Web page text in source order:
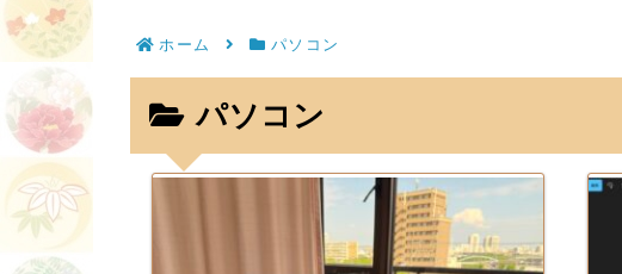
ホーム パソコン
パソコン